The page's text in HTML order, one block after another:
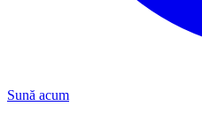
Sună acum